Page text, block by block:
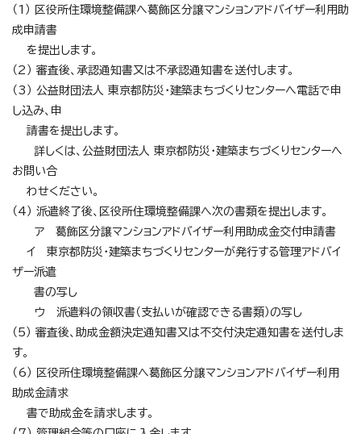
（1） 区役所住環境整備課へ葛飾区分譲マンションアドバイザー利用助
成申請書
を提出します。
（2） 審査後、承認通知書又は不承認通知書を送付します。
（3） 公益財団法人 東京都防災・建築まちづくりセンターへ電話で申
し込み、申
請書を提出します。
詳しくは、公益財団法人 東京都防災・建築まちづくりセンターへ
お問い合
わせください。
（4） 派遣終了後、区役所住環境整備課へ次の書類を提出します。
ア 葛飾区分譲マンションアドバイザー利用助成金交付申請書
イ 東京都防災・建築まちづくりセンターが発行する管理アドバイ
ザー派遣
書の写し
ウ 派遣料の領収書（支払いが確認できる書類）の写し
（5） 審査後、助成金額決定通知書又は不交付決定通知書を送付しま
す。
（6） 区役所住環境整備課へ葛飾区分譲マンションアドバイザー利用
助成金請求
書で助成金を請求します。